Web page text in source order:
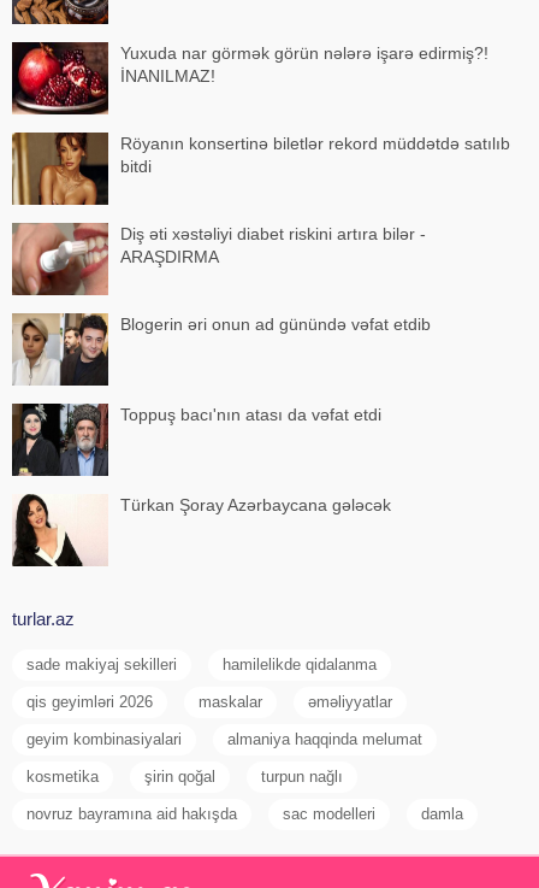
Yuxuda nar görmək görün nələrə işarə edirmiş?!
İNANILMAZ!
Röyanın konsertinə biletlər rekord müddətdə satılıb
bitdi
Diş əti xəstəliyi diabet riskini artıra bilər -
ARAŞDIRMA
Blogerin əri onun ad günündə vəfat etdib
Toppuş bacı'nın atası da vəfat etdi
Türkan Şoray Azərbaycana gələcək
turlar.az
sade makiyaj sekilleri hamilelikde qidalanma
qis geyimləri 2026 maskalar əməliyyatlar
geyim kombinasiyalari almaniya haqqinda melumat
kosmetika şirin qoğal turpun nağlı
novruz bayramına aid hakışda sac modelleri damla